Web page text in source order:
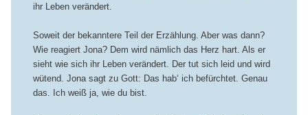
ihr Leben verändert.
Soweit der bekanntere Teil der Erzählung. Aber was dann?
Wie reagiert Jona? Dem wird nämlich das Herz hart. Als er
sieht wie sich ihr Leben verändert. Der tut sich leid und wird
wütend. Jona sagt zu Gott: Das hab‘ ich befürchtet. Genau
das. Ich weiß ja, wie du bist.